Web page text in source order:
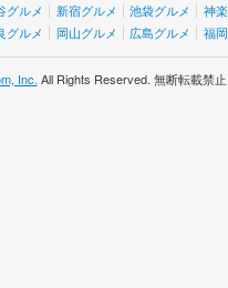
グルメ 新宿グルメ 池袋グルメ 神
グルメ 岡山グルメ 広島グルメ 福
Inc. All Rights Reserved. 無断転載禁止